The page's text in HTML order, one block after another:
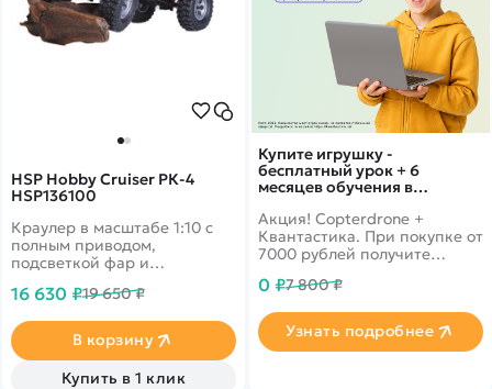
Купите игрушку -
бесплатный урок + 6
месяцев обучения в
Акция! Copterdrone +
Квантастика. При покупке от
7000 рублей получите
нашего партнера
0 ₽7 800 ₽
Узнать подробнее
HSP Hobby Cruiser РК-4
HSP136100
Краулер в масштабе 1:10 с
полным приводом,
подсветкой фар и
корпусом.
16 630 ₽19 650 ₽
В корзину
Купить в 1 клик